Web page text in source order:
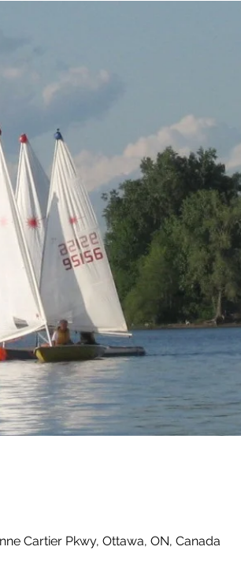
Cartier Pkwy, Ottawa, ON, Canada